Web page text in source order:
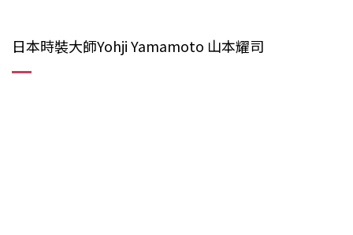
日本時裝大師Yohji Yamamoto 山本耀司